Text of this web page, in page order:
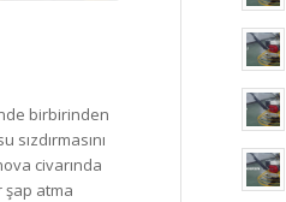
birbirinden
civarında
şap atma